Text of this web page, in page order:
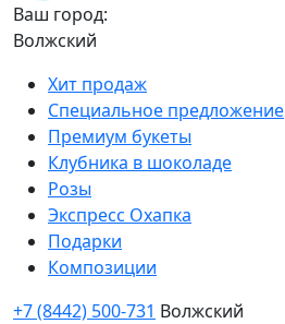
Ваш город:
Волжский
Хит продаж
Специальное предложение
Премиум букеты
Клубника в шоколаде
Розы
Экспресс Охапка
Подарки
Композиции
+7 (8442) 500-731 Волжский